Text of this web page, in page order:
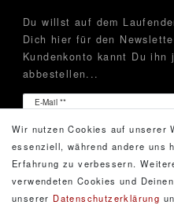
Du willst auf dem
Dich hier für den
Kundenkonto kannt Du ihn
abbestellen...
E-Mail **
Newsletter
Hiermit bestätige ich, dass
gelesen habe. Meine
widerrufen.**
Wir nutzen Cookies auf unserer
essenziell, während andere uns
Erfahrung zu verbessern.
verwendeten Cookies und
unserer Daten­schutz­erklärung